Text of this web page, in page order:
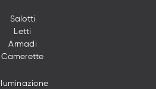
Salotti
Letti
Armadi
Camerette
Illuminazione